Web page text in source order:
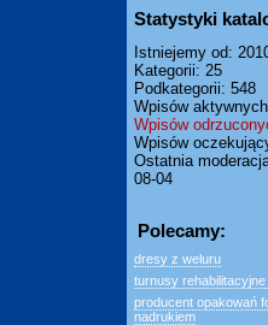
Statystyki
Istniejemy od:
Kategorii: 25
Podkategorii: 548
Wpisów
Wpisów
Wpisów
Ostatnia
08-04
Polecamy:
dresy z weluru
turnusy
producent opakowań
nadrukiem